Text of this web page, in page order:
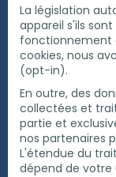
MACHINE À
La législation
appareil s'ils
fonctionnement
cookies, nous
(opt-in).
En outre, des
collectées et
partie et
nos partenaires
L'étendue du
dépend de votre